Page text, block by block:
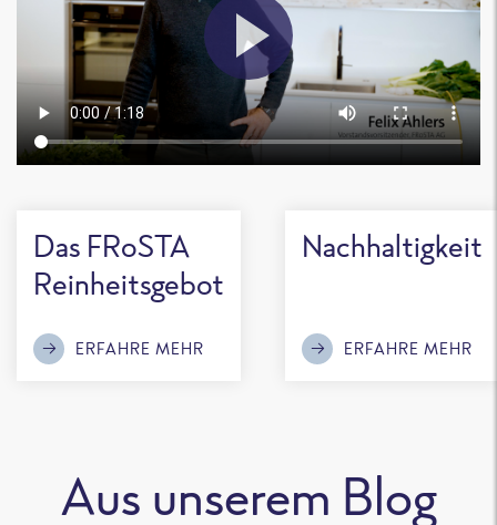
Das FRoSTA
Reinheitsgebot
ERFAHRE MEHR
Nachhaltigkeit
ERFAHRE MEHR
Aus unserem Blog